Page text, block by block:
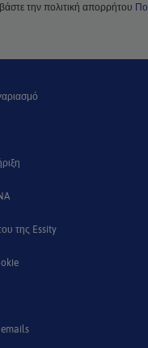
την πολιτική απορρήτου
της Essity